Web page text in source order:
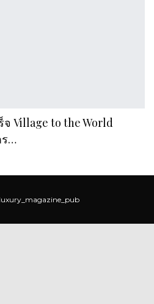
Village to the World
ร…